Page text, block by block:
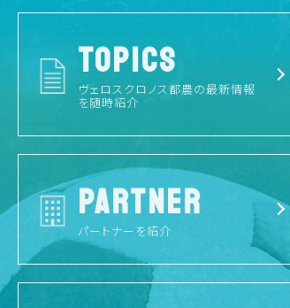
TOPICS
ヴェロスクロノス都農の最新情報
を随時紹介
PARTNER
パートナーを紹介